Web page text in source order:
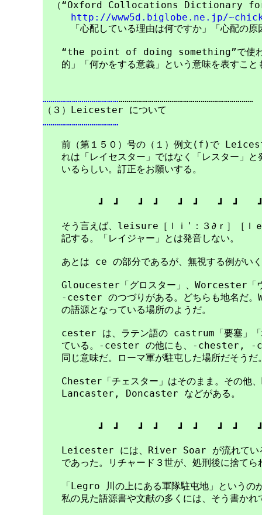
（“Oxford Collocations Dictionary
http://www5d.biglobe.ne.jp/
「心配している理由は何ですか」「心配の原
“the point of doing something”で使われ
的」「何かをする意義」という意味を表すこと
………………………………………………………………………………………………
…………………………………
前（第１５０）号の（１）例文(f)で
れは「レイセスター」ではなく「レスター」と
いるらしい。訂正をお願いする。
┛　┛　　┛　┛　　┛　┛　　┛　┛　　┛
そう言えば、leisure［ｌｉ'：３∂ｒ］［ｌｅ'
記する。「レイジャー」とは発音しない。
あとは ce の部分であるが、無視する例がいく
Gloucester「グロスター」、Worcester「ウ
-cester のつづりがある。どちらも地名だ。
の語源となっている場所のようだ。
cester は、ラテン語の castrum「要塞」「城
ている。-cester の他にも、-chester, -
同じ意味だ。ローマ軍が駐屯した場所だそうだ
Chester「チェスター」はそのまま。そ
Lancaster, Doncaster などがある。
┛　┛　　┛　┛　　┛　┛　　┛　┛　　┛
Leicester には、River Soar が流れてい
であった。リチャード３世が、処刑後に捨てら
「Legro 川の上にある軍隊駐屯地」という
私の見た語源書や文献の多くには、そう書かれ